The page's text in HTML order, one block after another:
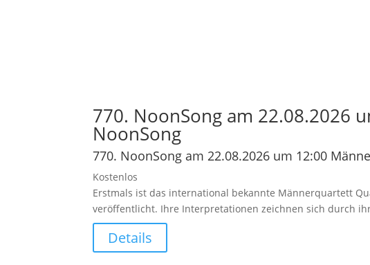
770. NoonSong am 22.08.2026
NoonSong
770. NoonSong am 22.08.2026 um 12:00
Kostenlos
Erstmals ist das international bekannte Männerquartett
veröffentlicht. Ihre Interpretationen zeichnen sich durch
Details